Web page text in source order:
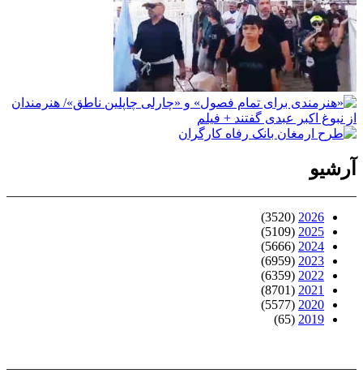
آرشیو
2026
(3520)
2025
(5109)
2024
(5666)
2023
(6959)
2022
(6359)
2021
(8701)
2020
(5577)
2019
(65)